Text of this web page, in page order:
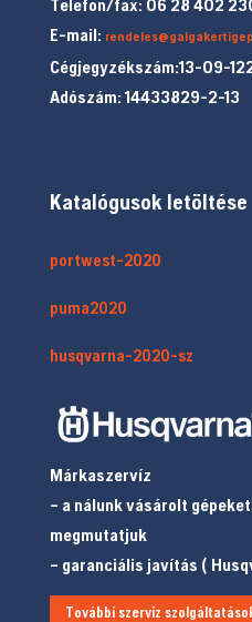
Telefon/fax: 06 28 402
E-mail:
Cégjegyzékszám:13-09-
Adószám: 14433829-2-13
Katalógusok letöltése
portwest-2020
puma2020
husqvarna-2020-sz
Márkaszervíz
– a nálunk vásárolt
megmutatjuk
– garanciális javítás (
További szerviz